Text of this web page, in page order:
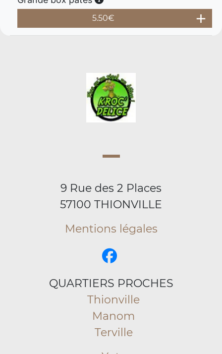
5.50€
9 Rue des 2 Places
57100 THIONVILLE
Mentions légales
QUARTIERS PROCHES
Thionville
Manom
Terville